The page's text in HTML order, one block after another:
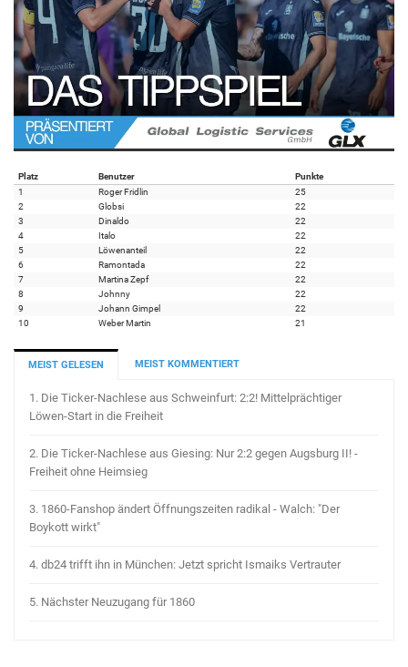
Platz Benutzer
Punkte
1
Roger Fridlin
25
2
Globsi
22
3
Dinaldo
22
4
Italo
22
5
Löwenanteil
22
6
Ramontada
22
7
Martina Zepf
22
8
Johnny
22
9
Johann Gimpel
22
10
Weber Martin 21
MEIST GELESEN MEIST KOMMENTIERT
1. Die Ticker-Nachlese aus Schweinfurt: 2:2! Mittelprächtiger
Löwen-Start in die Freiheit
2. Die Ticker-Nachlese aus Giesing: Nur 2:2 gegen Augsburg II! -
Freiheit ohne Heimsieg
3. 1860-Fanshop ändert Öffnungszeiten radikal - Walch: "Der
Boykott wirkt"
4. db24 trifft ihn in München: Jetzt spricht Ismaiks Vertrauter
5. Nächster Neuzugang für 1860